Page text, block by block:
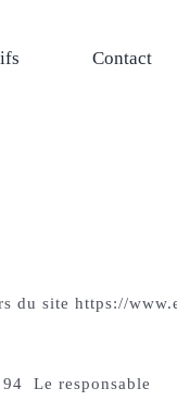
Contact
du site https://
Le responsable